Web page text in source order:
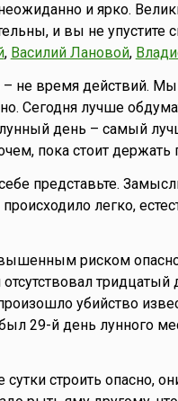
и ярко.
и вы не упустите
, Василий Лановой,
не время действий.
Сегодня лучше
день – самый
пока стоит держать
представьте.
легко,
риском
тридцатый
убийство
29-й день лунного
строить опасно,